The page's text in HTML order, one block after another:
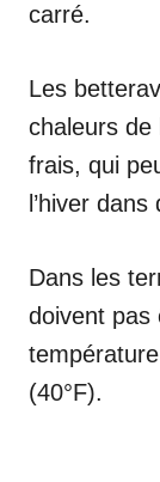
carré.
Les
chaleurs de
frais, qui
l’hiver
Dans les
doivent pas
(40°F).